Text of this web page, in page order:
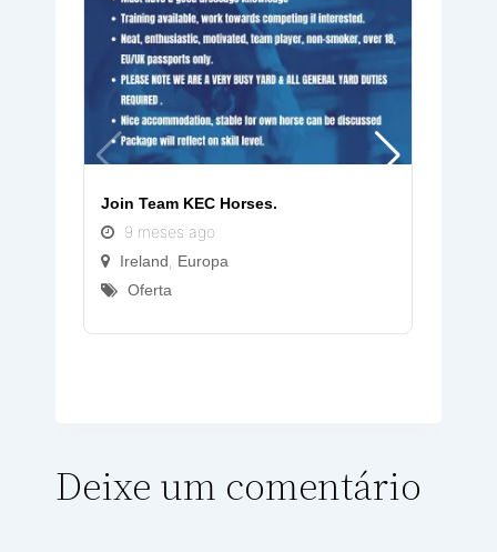
Join Team KEC Horses.
9 meses ago
Ireland
Europa
Oferta
Deixe um comentário